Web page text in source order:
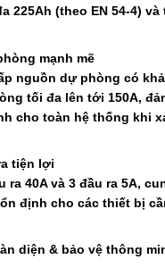
a 225Ah (theo EN 54-4) và
mạnh mẽ
p nguồn dựphòng có khả
tốiđa lên tới 150A,đả
cho toàn hệ thống khi x
tiện lợi
ra 40A và 3đầu ra 5A,
ổnđịnh cho các thiết bị cầ
diện & bảo vệ thông